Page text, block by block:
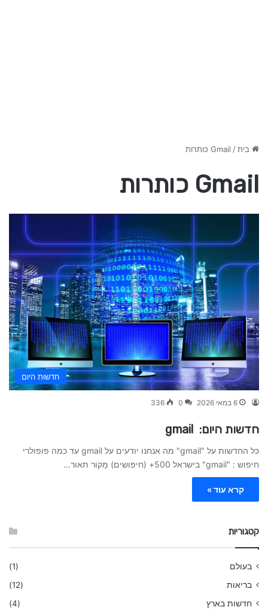
בית/ Gmail כותרות
Gmail כותרות
חדשות היום
6 במאי 2026 0
336
חדשות היום: gmail
כל החדשות על "gmail" מה אנחנו יודעים על gmail עד כמה פופולרי
חיפוש : "gmail" בישראל 500+ (חיפושים) מָקוֹר תאור…
קרא עוד »
קטגוריות
בעולם
(1)
בריאות
(12)
חדשות בארץ
(4)